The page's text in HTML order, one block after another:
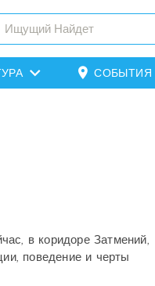
СОБЫТИЯ
в коридоре Затмений,
поведение и черты